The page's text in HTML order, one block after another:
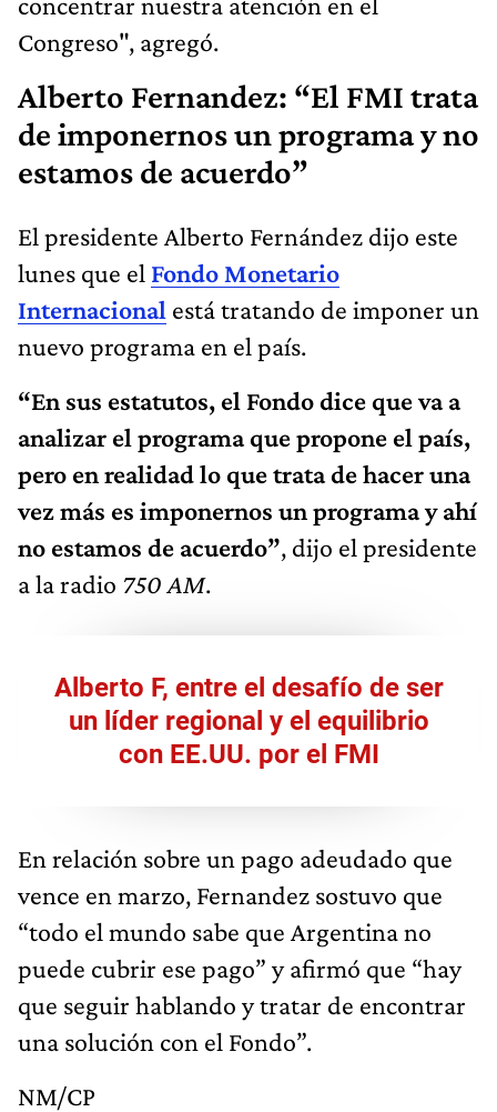
Congreso", agregó.
Alberto Fernandez: “El FMI trata
de imponernos un programa y no
estamos de acuerdo”
El presidente Alberto Fernández dijo este
lunes que el Fondo Monetario
Internacional está tratando de imponer un
nuevo programa en el país.
“En sus estatutos, el Fondo dice que va a
analizar el programa que propone el país,
pero en realidad lo que trata de hacer una
vez más es imponernos un programa y ahí
no estamos de acuerdo”, dijo el presidente
a la radio 750 AM.
Alberto F, entre el desafío de ser
un líder regional y el equilibrio
con EE.UU. por el FMI
En relación sobre un pago adeudado que
vence en marzo, Fernandez sostuvo que
“todo el mundo sabe que Argentina no
puede cubrir ese pago” y afirmó que “hay
que seguir hablando y tratar de encontrar
una solución con el Fondo”.
NM/CP